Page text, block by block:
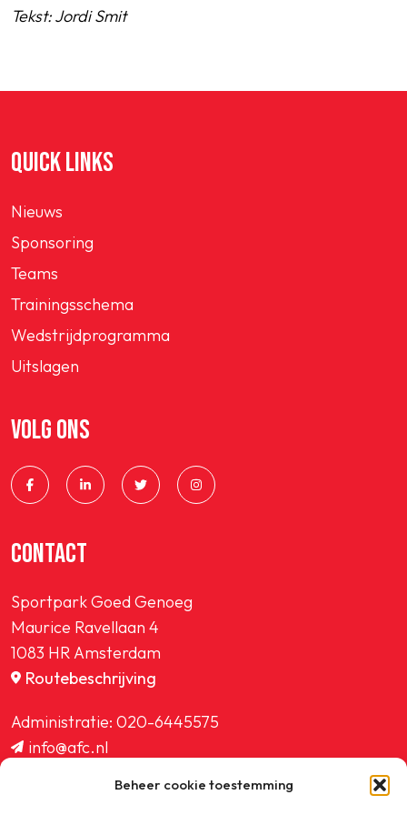
Beheer cookie toestemming
Tekst: Jordi Smit
QUICK LINKS
Nieuws
Sponsoring
Teams
Trainingsschema
Wedstrijdprogramma
Uitslagen
VOLG ONS
CONTACT
Sportpark Goed Genoeg
Maurice Ravellaan 4
1083 HR Amsterdam
Routebeschrijving
Administratie: 020-6445575
info@afc.nl